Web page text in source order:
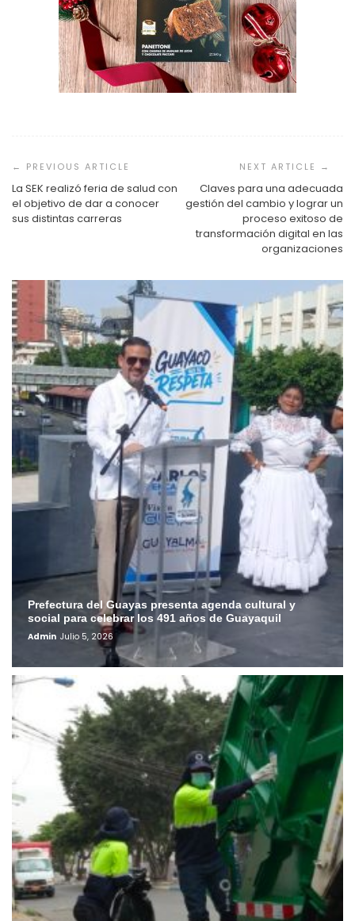
de
entradas
La SEK realizó feria de salud con
el objetivo de dar a conocer
sus distintas carreras
Claves para una adecuada
gestión del cambio y lograr un
proceso exitoso de
transformación digital en las
organizaciones
Prefectura del Guayas presenta agenda cultural y
social para celebrar los 491 años de Guayaquil
Admin Julio 5, 2026